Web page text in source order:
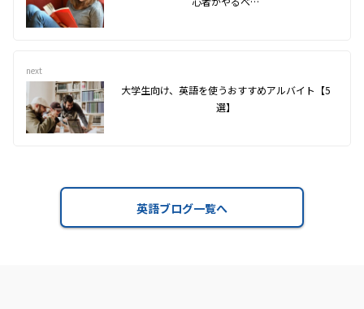
next
大学生向け、英語を使うおすすめアルバイト【5
選】
英語ブログ一覧へ